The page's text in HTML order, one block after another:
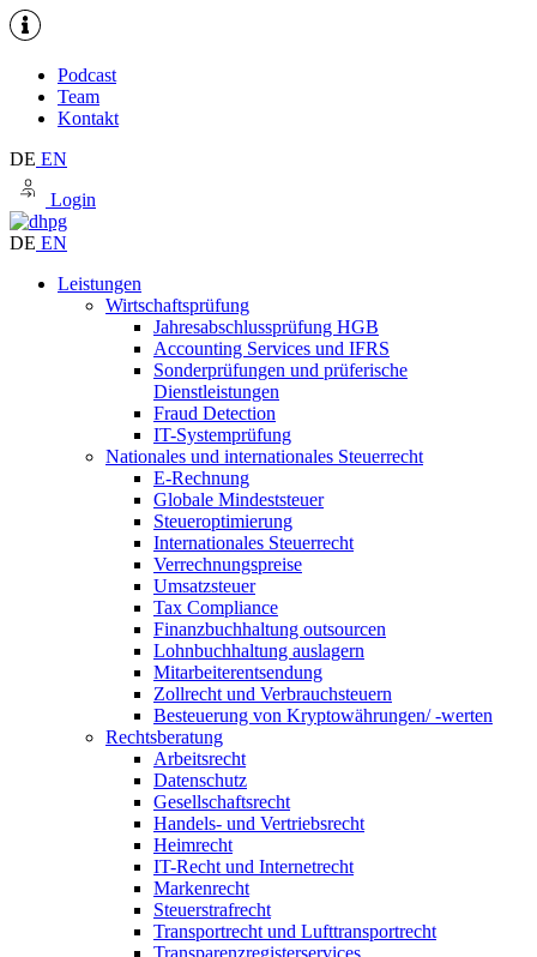
Podcast
Team
Kontakt
DE EN
Login
DE EN
Leistungen
Wirtschaftsprüfung
Jahresabschlussprüfung HGB
Accounting Services und IFRS
Sonderprüfungen und prüferische
Dienstleistungen
Fraud Detection
IT-Systemprüfung
Nationales und internationales Steuerrecht
E-Rechnung
Globale Mindeststeuer
Steueroptimierung
Internationales Steuerrecht
Verrechnungspreise
Umsatzsteuer
Tax Compliance
Finanzbuchhaltung outsourcen
Lohnbuchhaltung auslagern
Mitarbeiterentsendung
Zollrecht und Verbrauchsteuern
Besteuerung von Kryptowährungen/ -werten
Rechtsberatung
Arbeitsrecht
Datenschutz
Gesellschaftsrecht
Handels- und Vertriebsrecht
Heimrecht
IT-Recht und Internetrecht
Markenrecht
Steuerstrafrecht
Transportrecht und Lufttransportrecht
Transparenzregisterservices